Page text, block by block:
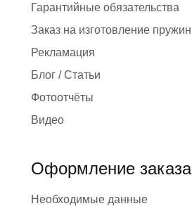
Гарантийные обязательства
Заказ на изготовление пружин
Рекламация
Блог / Статьи
Фотоотчёты
Видео
Оформление заказа
Необходимые данные